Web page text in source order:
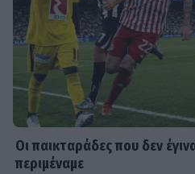
Οι παικταράδες που δεν
περιμέναμε